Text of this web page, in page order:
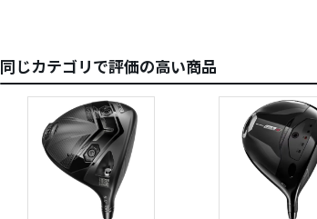
同じカテゴリで評価の高い商品